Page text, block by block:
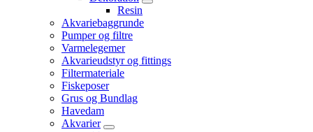
Resin
Akvariebaggrunde
Pumper og filtre
Varmelegemer
Akvarieudstyr og fittings
Filtermateriale
Fiskeposer
Grus og Bundlag
Havedam
Akvarier